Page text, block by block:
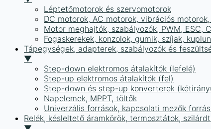
Léptetőmotorok és szervomotorok
DC motorok, AC motorok, vibrációs motorok,
Motor meghajtók, szabályozók, PWM, ESC,
Fogaskerekek, konzolok, gumik, szíjak,
Tápegységek, adapterek, szabályozók és
▼
Step-down elektromos átalakítók (lefelé)
Step-up elektromos átalakítók (fel)
Step-down és step-up konverterek
Napelemek, MPPT, töltők
Univerzális források, kapcsolati mezők
Relék, késleltető áramkörök, termosztátok,